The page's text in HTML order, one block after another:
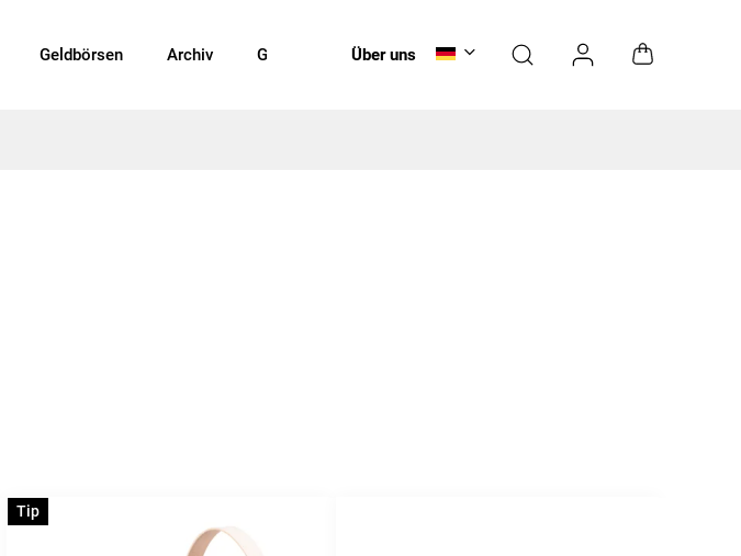
Über uns
Geldbörsen Archiv Gutscheine Pflege NEUHEITEN
Tip